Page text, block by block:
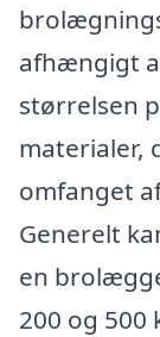
afhængigt
størrelsen
materialer,
omfanget
Generelt
en
200 og 500